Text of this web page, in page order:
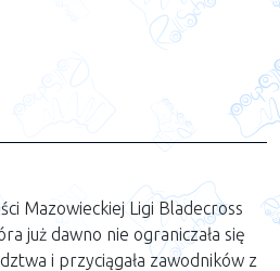
Mazowieckiej Ligi Bladecross
już dawno nie ograniczała się
i przyciągała zawodników z